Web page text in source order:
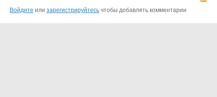
Войдите или зарегистрируйтесь чтобы добавлять комментарии